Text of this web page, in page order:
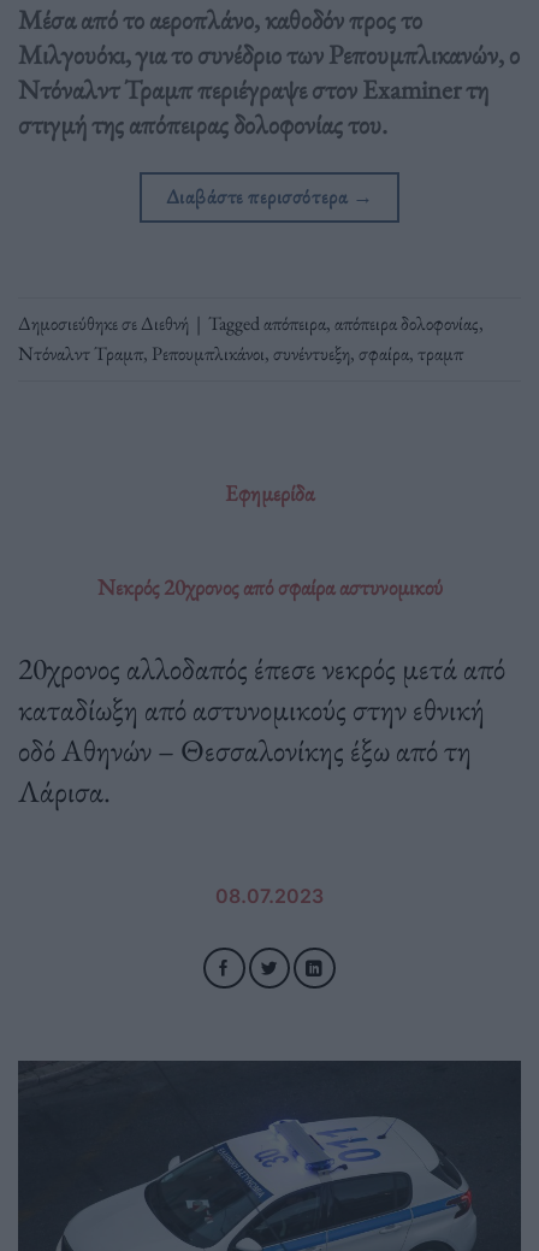
Μέσα από το αεροπλάνο, καθοδόν προς το
Μιλγουόκι, για το συνέδριο των Ρεπουμπλικανών, ο
Ντόναλντ Τραμπ περιέγραψε στον Examiner τη
στιγμή της απόπειρας δολοφονίας του.
Διαβάστε περισσότερα →
Δημοσιεύθηκε σεΔιεθνή | Taggedαπόπειρα,απόπειρα δολοφονίας,
Ντόναλντ Τραμπ, Ρεπουμπλικάνοι,συνέντυεξη,σφαίρα,τραμπ
Εφημερίδα
Νεκρός 20χρονος από σφαίρα αστυνομικού
20χρονος αλλοδαπός έπεσε νεκρός μετά από
καταδίωξη από αστυνομικούς στην εθνική
οδό Αθηνών – Θεσσαλονίκης έξω από τη
Λάρισα.
08.07.2023